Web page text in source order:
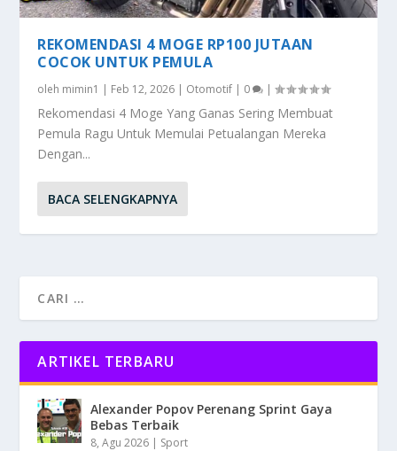
REKOMENDASI 4 MOGE RP100 JUTAAN
COCOK UNTUK PEMULA
oleh mimin1 | Feb 12, 2026 | Otomotif | 0 |
Rekomendasi 4 Moge Yang Ganas Sering Membuat
Pemula Ragu Untuk Memulai Petualangan Mereka
Dengan...
BACA SELENGKAPNYA
ARTIKEL TERBARU
Alexander Popov Perenang Sprint Gaya
Bebas Terbaik
8, Agu 2026 | Sport